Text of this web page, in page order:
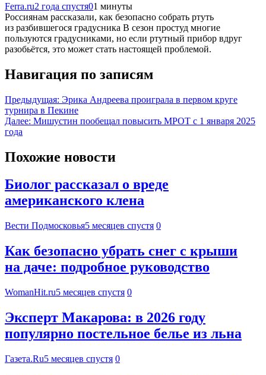
Ferra.ru2 года спустя01 минуты
Россиянам рассказали, как безопасно собрать ртуть
из разбившегося градусника В сезон простуд многие
пользуются градусниками, но если ртутный прибор вдруг
разобьётся, это может стать настоящей проблемой.
Навигация по записям
Предыдущая: Эрика Андреева проиграла в первом круге
турнира в Пекине
Далее: Мишустин пообещал повысить МРОТ с 1 января 2025
года
Похожие новости
Биолог рассказал о вреде
американского клена
Вести Подмосковья5 месяцев спустя 0
Как безопасно убрать снег с крыши
на даче: подробное руководство
WomanHit.ru5 месяцев спустя 0
Эксперт Макарова: в 2026 году
популярно постельное белье из льна
Газета.Ru5 месяцев спустя 0